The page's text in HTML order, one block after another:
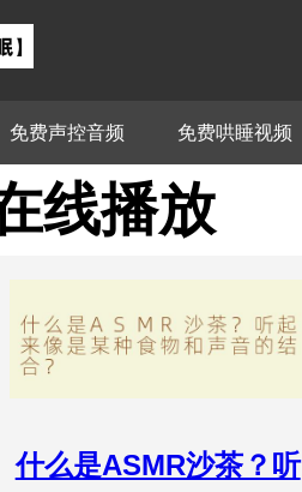
免费声控音频 免费哄睡视频
线播放
什么是ASMR沙茶？听